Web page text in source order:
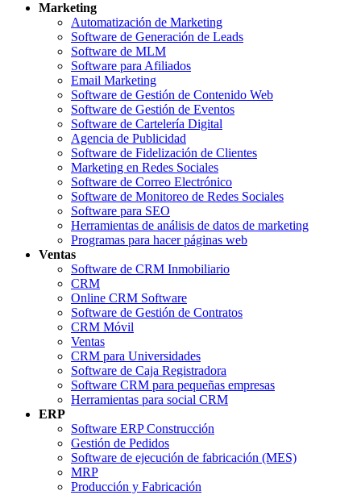
Marketing
Automatización de Marketing
Software de Generación de Leads
Software de MLM
Software para Afiliados
Email Marketing
Software de Gestión de Contenido Web
Software de Gestión de Eventos
Software de Cartelería Digital
Agencia de Publicidad
Software de Fidelización de Clientes
Marketing en Redes Sociales
Software de Correo Electrónico
Software de Monitoreo de Redes Sociales
Software para SEO
Herramientas de análisis de datos de marketing
Programas para hacer páginas web
Ventas
Software de CRM Inmobiliario
CRM
Online CRM Software
Software de Gestión de Contratos
CRM Móvil
Ventas
CRM para Universidades
Software de Caja Registradora
Software CRM para pequeñas empresas
Herramientas para social CRM
ERP
Software ERP Construcción
Gestión de Pedidos
Software de ejecución de fabricación (MES)
MRP
Producción y Fabricación